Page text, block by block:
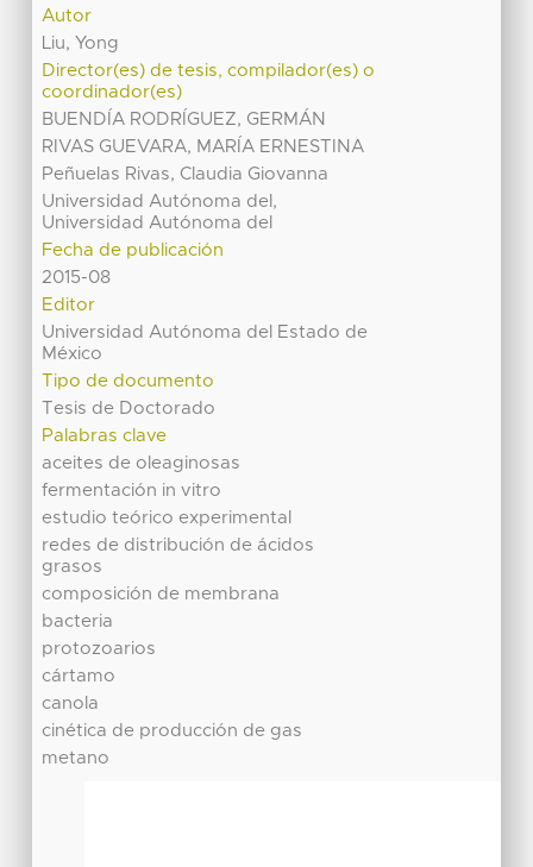
Autor
Liu, Yong
Director(es) de tesis, compilador(es) o
coordinador(es)
BUENDÍA RODRÍGUEZ, GERMÁN
RIVAS GUEVARA, MARÍA ERNESTINA
Peñuelas Rivas, Claudia Giovanna
Universidad Autónoma del,
Universidad Autónoma del
Fecha de publicación
2015-08
Editor
Universidad Autónoma del Estado de
México
Tipo de documento
Tesis de Doctorado
Palabras clave
aceites de oleaginosas
fermentación in vitro
estudio teórico experimental
redes de distribución de ácidos
grasos
composición de membrana
bacteria
protozoarios
cártamo
canola
cinética de producción de gas
metano